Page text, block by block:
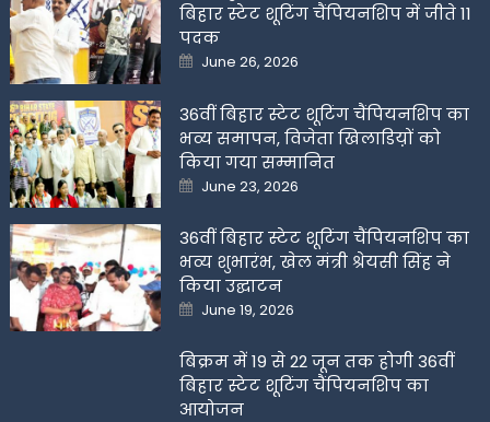
बिहार स्टेट शूटिंग चैंपियनशिप में जीते 11
पदक
Posted
on
June 26, 2026
36वीं बिहार स्टेट शूटिंग चैंपियनशिप का
भव्य समापन, विजेता खिलाडिय़ों को
किया गया सम्मानित
Posted
on
June 23, 2026
36वीं बिहार स्टेट शूटिंग चैंपियनशिप का
भव्य शुभारंभ, खेल मंत्री श्रेयसी सिंह ने
किया उद्घाटन
Posted
on
June 19, 2026
बिक्रम में 19 से 22 जून तक होगी 36वीं
बिहार स्टेट शूटिंग चैंपियनशिप का
आयोजन